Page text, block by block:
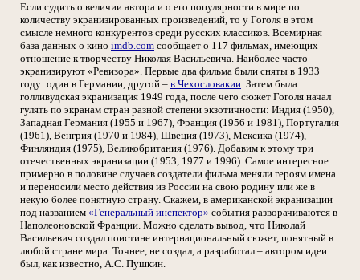
Если судить о величии автора и о его популярности в мире по
количеству экранизированных произведений, то у Гоголя в этом
смысле немного конкурентов среди русских классиков. Всемирная
база данных о кино imdb.com сообщает о 117 фильмах, имеющих
отношение к творчеству Николая Васильевича. Наиболее часто
экранизируют «Ревизора». Первые два фильма были сняты в 1933
году: один в Германии, другой – в Чехословакии. Затем была
голливудская экранизация 1949 года, после чего сюжет Гоголя начал
гулять по экранам стран разной степени экзотичности: Индия (1950),
Западная Германия (1955 и 1967), Франция (1956 и 1981), Португалия
(1961), Венгрия (1970 и 1984), Швеция (1973), Мексика (1974),
Финляндия (1975), Великобритания (1976). Добавим к этому три
отечественных экранизации (1953, 1977 и 1996). Самое интересное:
примерно в половине случаев создатели фильма меняли героям имена
и переносили место действия из России на свою родину или же в
некую более понятную страну. Скажем, в американской экранизации
под названием «Генеральный инспектор» события разворачиваются в
Наполеоновской Франции. Можно сделать вывод, что Николай
Васильевич создал поистине интернациональный сюжет, понятный в
любой стране мира. Точнее, не создал, а разработал – автором идеи
был, как известно, А.С. Пушкин.